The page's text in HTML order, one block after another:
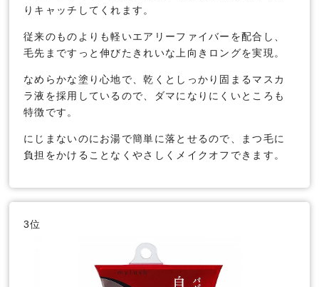
りキャッチしてくれます。
従来のものよりも軽いエアリーファイバーを配合し、
毛先まですっと伸びたきれいな上向きロングを実現。
なめらかな塗り心地で、乾くとしっかり固まるマスカ
ラ液を採用しているので、ダマになりにくいところも
特徴です。
にじまないのにお湯で簡単に落とせるので、まつ毛に
負担をかけることなくやさしくメイクオフできます。
3位